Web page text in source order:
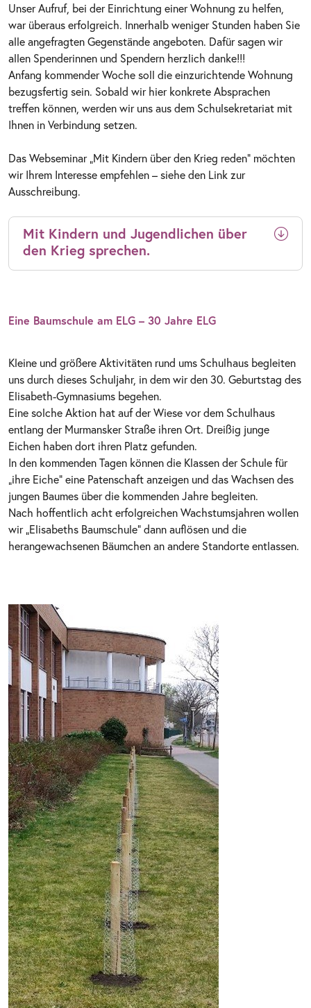
Unser Aufruf, bei der Einrichtung einer Wohnung zu helfen,
war überaus erfolgreich. Innerhalb weniger Stunden haben Sie
alle angefragten Gegenstände angeboten. Dafür sagen wir
allen Spenderinnen und Spendern herzlich danke!!!
Anfang kommender Woche soll die einzurichtende Wohnung
bezugsfertig sein. Sobald wir hier konkrete Absprachen
treffen können, werden wir uns aus dem Schulsekretariat mit
Ihnen in Verbindung setzen.
Das Webseminar „Mit Kindern über den Krieg reden“ möchten
wir Ihrem Interesse empfehlen – siehe den Link zur
Ausschreibung.
Mit Kindern und Jugendlichen über
den Krieg sprechen.
Eine Baumschule am ELG – 30 Jahre ELG
Kleine und größere Aktivitäten rund ums Schulhaus begleiten
uns durch dieses Schuljahr, in dem wir den 30. Geburtstag des
Elisabeth-Gymnasiums begehen.
Eine solche Aktion hat auf der Wiese vor dem Schulhaus
entlang der Murmansker Straße ihren Ort. Dreißig junge
Eichen haben dort ihren Platz gefunden.
In den kommenden Tagen können die Klassen der Schule für
„ihre Eiche“ eine Patenschaft anzeigen und das Wachsen des
jungen Baumes über die kommenden Jahre begleiten.
Nach hoffentlich acht erfolgreichen Wachstumsjahren wollen
wir „Elisabeths Baumschule“ dann auflösen und die
herangewachsenen Bäumchen an andere Standorte entlassen.